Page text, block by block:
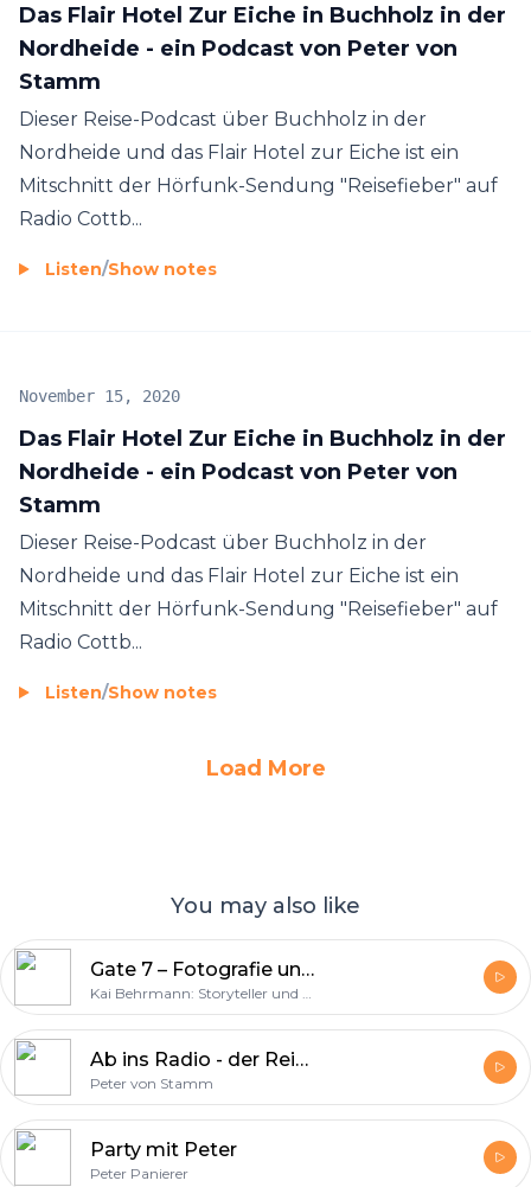
Das Flair Hotel Zur Eiche in Buchholz in der
Nordheide - ein Podcast von Peter von
Stamm
Dieser Reise-Podcast über Buchholz in der
Nordheide und das Flair Hotel zur Eiche ist ein
Mitschnitt der Hörfunk-Sendung "Reisefieber" auf
Radio Cottb...
Listen/Show notes
Das Flair Hotel Zur Eiche in Buchholz in der
Nordheide - ein Podcast von Peter von
Stamm
November 15, 2020
Dieser Reise-Podcast über Buchholz in der
Nordheide und das Flair Hotel zur Eiche ist ein
Mitschnitt der Hörfunk-Sendung "Reisefieber" auf
Radio Cottb...
Listen/Show notes
Load More
You may also like
Gate 7 – Fotografie und Reisen als kreative Form für Persönlichkeitsentwicklung und Selbstcoaching
Ab ins Radio - der Reiseblog Podcast von Peter von Stamm
Peter von Stamm
Party mit Peter
Peter Panierer